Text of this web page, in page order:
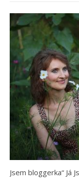
Jsem bloggerka“ Já